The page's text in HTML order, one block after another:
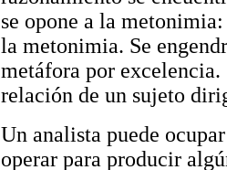
se opone a la
la metonimia. Se
metáfora por
relación de un sujeto
Un analista puede
operar para producir